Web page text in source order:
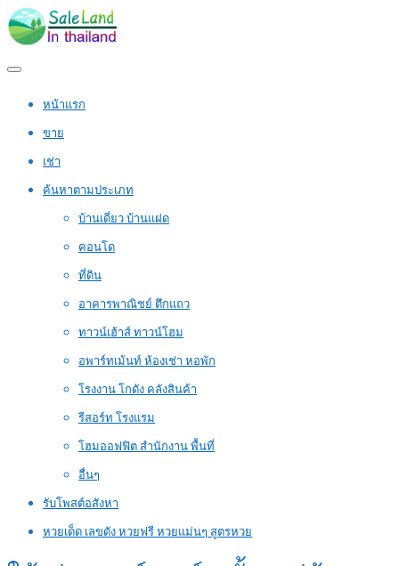
หน้าแรก
ขาย
เช่า
ค้นหาตามประเภท
บ้านเดี่ยว บ้านแฝด
คอนโด
ที่ดิน
อาคารพาณิชย์ ตึกแถว
ทาวน์เฮ้าส์ ทาวน์โฮม
อพาร์ทเม้นท์ ห้องเช่า หอพัก
โรงงาน โกดัง คลังสินค้า
รีสอร์ท โรงแรม
โฮมออฟฟิต สำนักงาน พื้นที่
อื่นๆ
รับโพสต์อสังหา
หวยเด็ด เลขดัง หวยฟรี หวยแม่นๆ สูตรหวย